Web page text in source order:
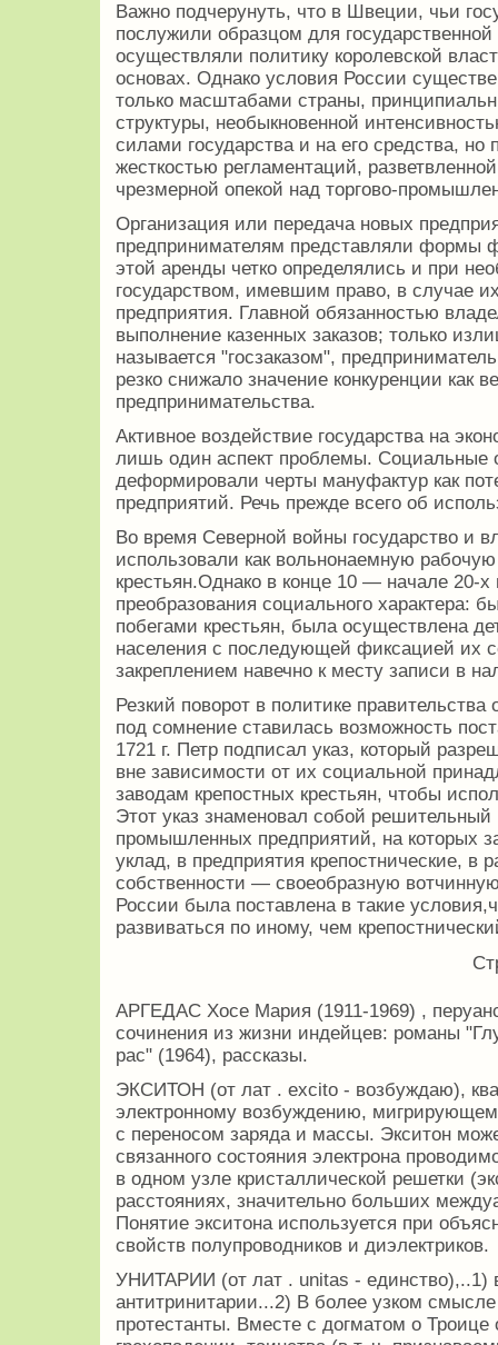
Важно подчерунуть, что в Швеции, чьи
послужили образцом для
осуществляли политику королевской
основах. Однако условия России
только масштабами страны,
структуры, необыкновенной
силами государства и на его средства, но
жесткостью регламентаций,
чрезмерной опекой над торгово-
Организация или передача новых
предпринимателям представляли формы
этой аренды четко определялись и при
государством, имевшим право, в случае
предприятия. Главной обязанностью
выполнение казенных заказов; только
называется "госзаказом",
резко снижало значение конкуренции как
предпринимательства.
Активное воздействие государства на
лишь один аспект проблемы. Социальные
деформировали черты мануфактур как
предприятий. Речь прежде всего об
Во время Северной войны государство и
использовали как вольнонаемную
крестьян.Однако в конце 10 — начале 20-
преобразования социального характера:
побегами крестьян, была осуществлена
населения с последующей фиксацией их
закреплением навечно к месту записи в
Резкий поворот в политике
под сомнение ставилась возможность
1721 г. Петр подписал указ, который
вне зависимости от их социальной
заводам крепостных крестьян, чтобы
Этот указ знаменовал собой
промышленных предприятий, на которых
уклад, в предприятия крепостнические, в
собственности — своеобразную
России была поставлена в такие
развиваться по иному, чем
АРГЕДАС Хосе Мария (1911-1969) ,
сочинения из жизни индейцев: романы
рас" (1964), рассказы.
ЭКСИТОН (от лат . excito - возбуждаю),
электронному возбуждению,
с переносом заряда и массы. Экситон
связанного состояния электрона
в одном узле кристаллической решетки
расстояниях, значительно больших
Понятие экситона используется при
свойств полупроводников и диэлектриков.
УНИТАРИИ (от лат . unitas - единство),..1)
антитринитарии...2) В более узком
протестанты. Вместе с догматом о Троице